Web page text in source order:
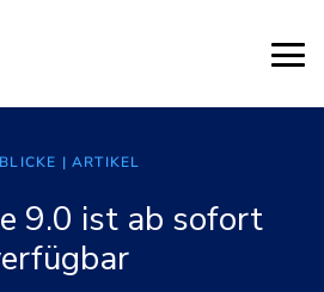
| ARTIKEL
9.0 ist ab sofort